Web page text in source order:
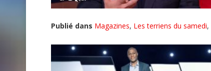
Publié dans Magazines, Les terriens du samedi,